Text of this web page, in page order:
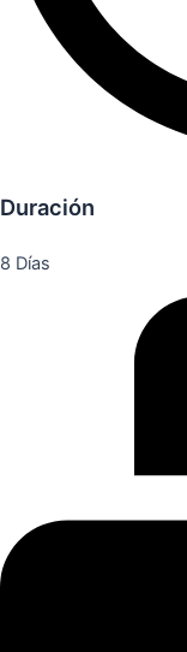
Duración
8 Días